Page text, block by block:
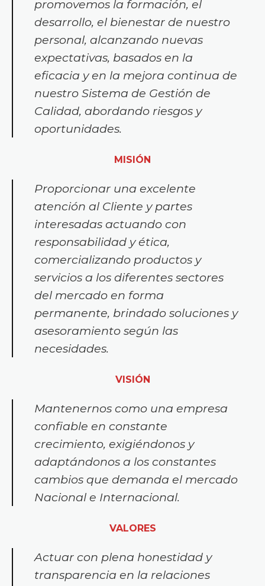
promovemos la formación, el
desarrollo, el bienestar de nuestro
personal, alcanzando nuevas
expectativas, basados en la
eficacia y en la mejora continua de
nuestro Sistema de Gestión de
Calidad, abordando riesgos y
oportunidades.
MISIÓN
Proporcionar una excelente
atención al Cliente y partes
interesadas actuando con
responsabilidad y ética,
comercializando productos y
servicios a los diferentes sectores
del mercado en forma
permanente, brindado soluciones y
asesoramiento según las
necesidades.
VISIÓN
Mantenernos como una empresa
confiable en constante
crecimiento, exigiéndonos y
adaptándonos a los constantes
cambios que demanda el mercado
Nacional e Internacional.
VALORES
Actuar con plena honestidad y
transparencia en la relaciones